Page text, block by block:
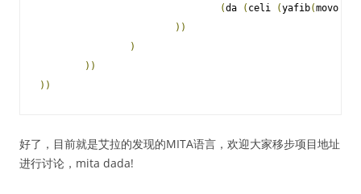
(da ( celi (yafib(movo si
))
)
))
))
好了，目前就是艾拉的发现的MITA语言，欢迎大家移步项目地址
进行讨论，mita dada!